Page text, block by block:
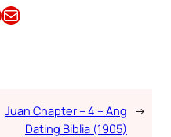
Email this Article
Juan Chapter – 4 – Ang
Dating Biblia (1905)
→